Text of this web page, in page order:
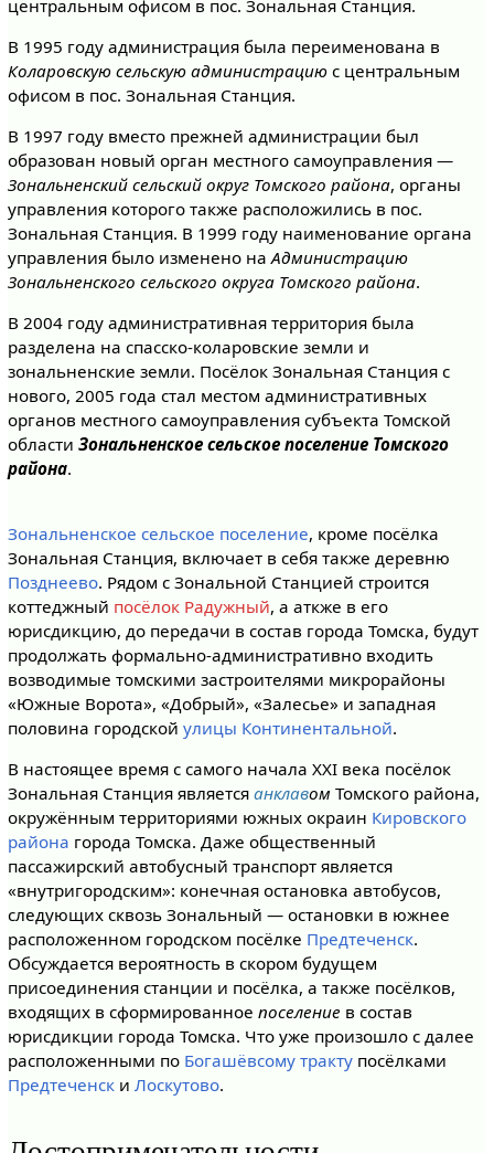
центральным офисом в пос. Зональная Станция.
В 1995 году администрация была переименована в
Коларовскую сельскую администрациюс центральным
офисом в пос. Зональная Станция.
В 1997 году вместо прежней администрации был
образован новый орган местного самоуправления —
Зональненский сельский округ Томского района, органы
управления которого также расположились в пос.
Зональная Станция. В 1999 году наименование органа
управления было изменено на Администрацию
Зональненского сельского округа Томского района.
В 2004 году административная территория была
разделена на спасско-коларовские земли и
зональненские земли. Посёлок Зональная Станция с
нового, 2005 года стал местом административных
органов местного самоуправления субъекта Томской
области Зональненское сельское поселение Томского
района.
Зональненское сельское поселение, кроме посёлка
Зональная Станция, включает в себя также деревню
Позднеево. Рядом с Зональной Станцией строится
коттеджный посёлок Радужный, а аткже в его
юрисдикцию, до передачи в состав города Томска, будут
продолжать формально-административно входить
возводимые томскими застроителями микрорайоны
«Южные Ворота», «Добрый», «Залесье» и западная
половина городской улицы Континентальной.
В настоящее время с самого начала XXI века посёлок
Зональная Станция является анклавомТомского района,
окружённым территориями южных окраин Кировского
района города Томска. Даже общественный
пассажирский автобусный транспорт является
«внутригородским»: конечная остановка автобусов,
следующих сквозь Зональный — остановки в южнее
расположенном городском посёлке Предтеченск.
Обсуждается вероятность в скором будущем
присоединения станции и посёлка, а также посёлков,
входящих в сформированное поселение в состав
юрисдикции города Томска. Что уже произошло с далее
расположенными по Богашёвсому трактупосёлками
Предтеченски Лоскутово.